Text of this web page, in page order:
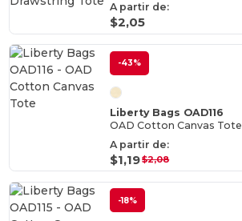
A partir de:
$2,05
-43%
Liberty Bags OAD116
OAD Cotton Canvas Tote
A partir de:
$1,19$2,08
-18%